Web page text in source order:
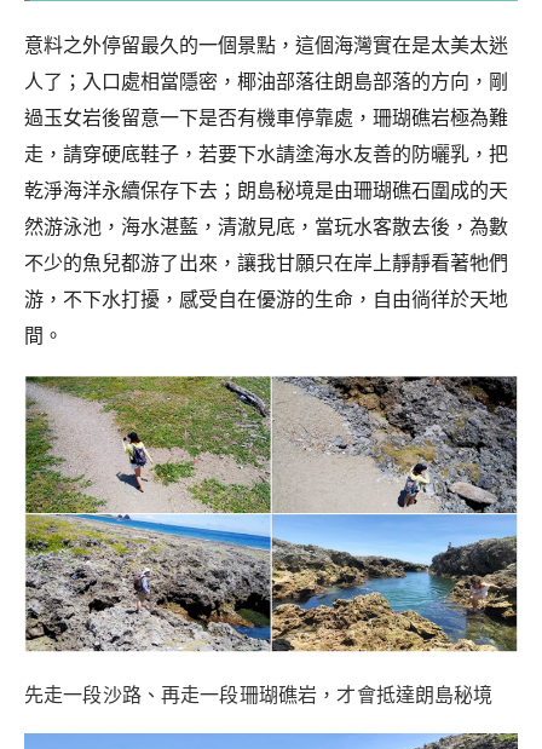
意料之外停留最久的一個景點，這個海灣實在是太美太迷
人了；入口處相當隱密，椰油部落往朗島部落的方向，剛
過玉女岩後留意一下是否有機車停靠處，珊瑚礁岩極為難
走，請穿硬底鞋子，若要下水請塗海水友善的防曬乳，把
乾淨海洋永續保存下去；朗島秘境是由珊瑚礁石圍成的天
然游泳池，海水湛藍，清澈見底，當玩水客散去後，為數
不少的魚兒都游了出來，讓我甘願只在岸上靜靜看著牠們
游，不下水打擾，感受自在優游的生命，自由徜徉於天地
間。
先走一段沙路、再走一段珊瑚礁岩，才會抵達朗島秘境